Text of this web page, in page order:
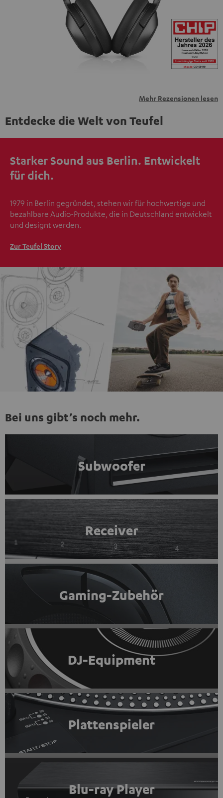
übermittelt werden.
Weitere Informationen sind in der
Datenschutzerklärung unter I zu finden.
Mehr Rezensionen lesen
Entdecke die Welt von Teufel
Starker Sound aus Berlin. Entwickelt
für dich.
1979 in Berlin gegründet, stehen wir für hochwertige und
bezahlbare Audio-Produkte, die in Deutschland entwickelt
und designt werden.
Zur Teufel Story
Bei uns gibt’s noch mehr.
Subwoofer
Receiver
Gaming-Zubehör
DJ-Equipment
Plattenspieler
Blu-ray Player